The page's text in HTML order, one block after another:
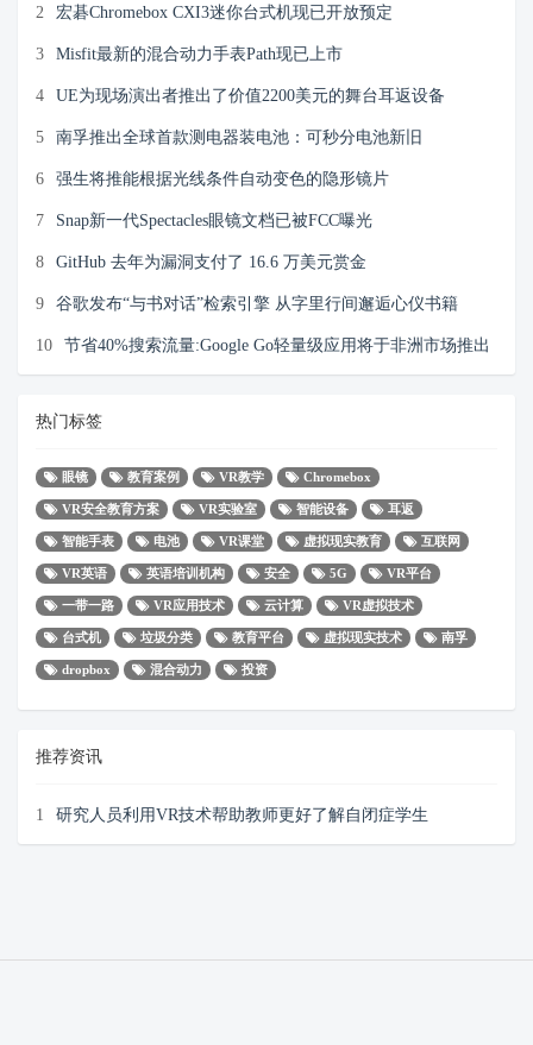
2 宏碁Chromebox CXI3迷你台式机现已开放预定
3 Misfit最新的混合动力手表Path现已上市
4 UE为现场演出者推出了价值2200美元的舞台耳返设备
5 南孚推出全球首款测电器装电池：可秒分电池新旧
6 强生将推能根据光线条件自动变色的隐形镜片
7 Snap新一代Spectacles眼镜文档已被FCC曝光
8 GitHub 去年为漏洞支付了 16.6 万美元赏金
9 谷歌发布“与书对话”检索引擎 从字里行间邂逅心仪书籍
10 节省40%搜索流量:Google Go轻量级应用将于非洲市场推出
热门标签
眼镜 教育案例 VR教学 Chromebox
VR安全教育方案 VR实验室 智能设备 耳返
智能手表 电池 VR课堂 虚拟现实教育 互联网
VR英语 英语培训机构 安全 5G VR平台
一带一路 VR应用技术 云计算 VR虚拟技术
台式机 垃圾分类 教育平台 虚拟现实技术 南孚
dropbox 混合动力 投资
推荐资讯
1 研究人员利用VR技术帮助教师更好了解自闭症学生